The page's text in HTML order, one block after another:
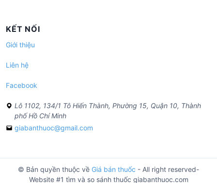
KẾT NỐI
Giới thiệu
Liên hệ
Facebook
Lô 1102, 134/1 Tô Hiến Thành, Phường 15, Quận 10, Thành
phố Hồ Chí Minh
giabanthuoc@gmail.com
© Bản quyền thuộc về Giá bán thuốc - All right reserved-
Website #1 tìm và so sánh thuốc giabanthuoc.com